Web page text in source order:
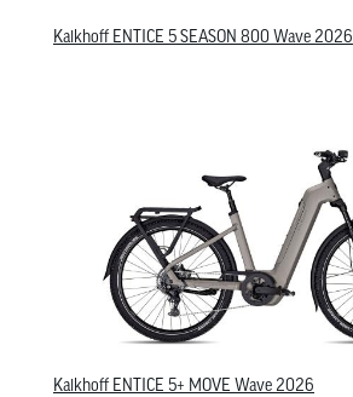
Kalkhoff ENTICE 5 SEASON 800 Wave 2026
Kalkhoff ENTICE 5+ MOVE Wave 2026